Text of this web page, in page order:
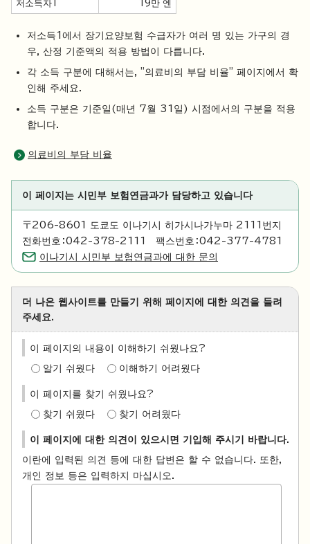
저소득자1 19만 엔
저소득1에서 장기요양보험 수급자가 여러 명 있는 가구의 경
우, 산정 기준액의 적용 방법이 다릅니다.
각 소득 구분에 대해서는, "의료비의 부담 비율" 페이지에서 확
인해 주세요.
소득 구분은 기준일(매년 7월 31일) 시점에서의 구분을 적용
합니다.
의료비의 부담 비율
이 페이지는 시민부 보험연금과가 담당하고 있습니다
〒206-8601 도쿄도 이나기시 히가시나가누마 2111번지
전화번호：042-378-2111 팩스번호：042-377-4781
이나기시 시민부 보험연금과에 대한 문의
더 나은 웹사이트를 만들기 위해 페이지에 대한 의견을 들려
주세요.
이 페이지의 내용이 이해하기 쉬웠나요?
알기 쉬웠다 이해하기 어려웠다
이 페이지를 찾기 쉬웠나요?
찾기 쉬웠다 찾기 어려웠다
이 페이지에 대한 의견이 있으시면 기입해 주시기 바랍니다.
이란에 입력된 의견 등에 대한 답변은 할 수 없습니다. 또한,
개인 정보 등은 입력하지 마십시오.